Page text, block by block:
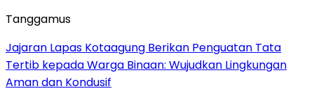
Tanggamus
Jajaran Lapas Kotaagung Berikan Penguatan Tata
Tertib kepada Warga Binaan: Wujudkan Lingkungan
Aman dan Kondusif